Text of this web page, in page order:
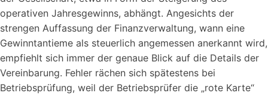
operativen Jahresgewinns, abhängt. Angesichts der
strengen Auffassung der Finanzverwaltung, wann eine
Gewinntantieme als steuerlich angemessen anerkannt wird,
empfiehlt sich immer der genaue Blick auf die Details der
Vereinbarung. Fehler rächen sich spätestens bei
Betriebsprüfung, weil der Betriebsprüfer die „rote Karte“